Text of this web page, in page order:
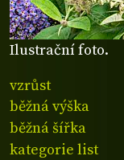
Ilustrační foto.
vzrůst
běžná výška
běžná šířka
kategorie list